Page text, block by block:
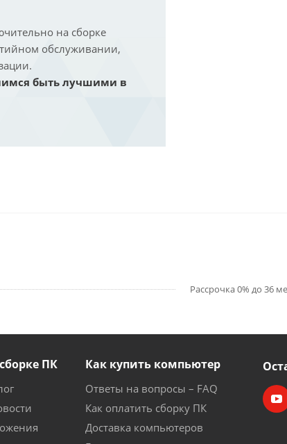
на сборке
обслуживании,
быть лучшими в
Рассрочка 0% до 36
ПК Как купить компьютер
Ответы на вопросы – FAQ
Как оплатить сборку ПК
Доставка компьютеров